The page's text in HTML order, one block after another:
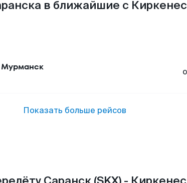
в ближайшие с
Мурманск
Показать больше рейсов